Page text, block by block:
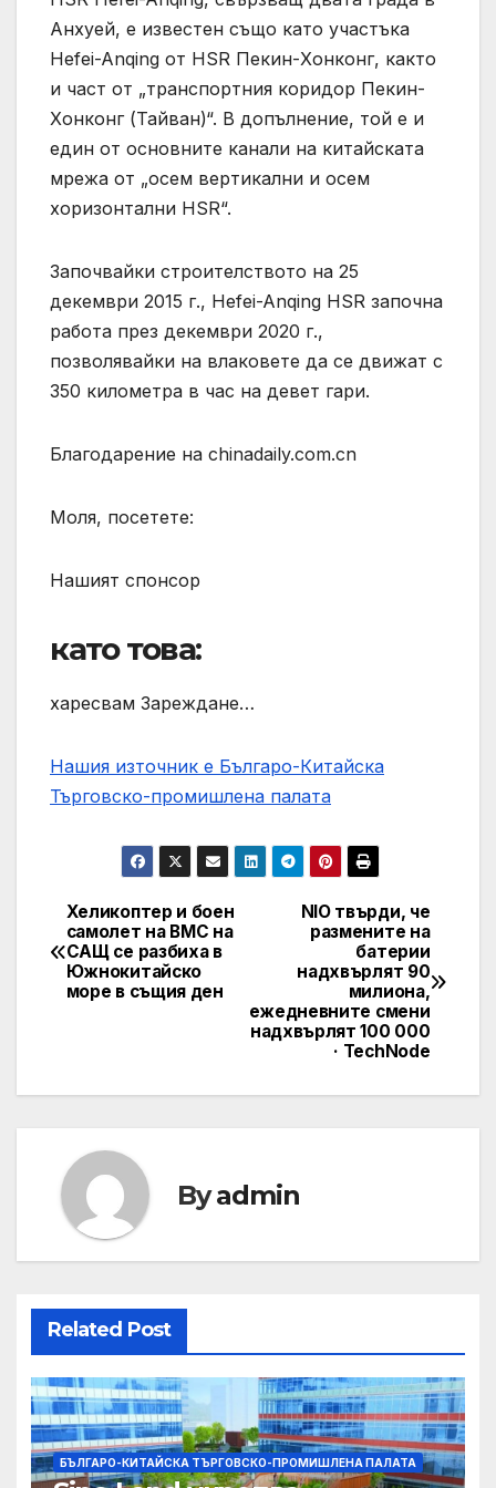
Анхуей, е известен също като участъка
Hefei-Anqing от HSR Пекин-Хонконг, както
и част от „транспортния коридор Пекин-
Хонконг (Тайван)“. В допълнение, той е и
един от основните канали на китайската
мрежа от „осем вертикални и осем
хоризонтални HSR“.
Започвайки строителството на 25
декември 2015 г., Hefei-Anqing HSR започна
работа през декември 2020 г.,
позволявайки на влаковете да се движат с
350 километра в час на девет гари.
Благодарение на chinadaily.com.cn
Моля, посетете:
Нашият спонсор
като това:
харесвам Зареждане…
Нашия източник е Българо-Китайска
Търговско-промишлена палaта
Post
navigation
NIO твърди, че
размените на
батерии
надхвърлят 90
милиона,
ежедневните смени
надхвърлят 100 000
· TechNode
Хеликоптер и боен
самолет на ВМС на
САЩ се разбиха в
Южнокитайско
море в същия ден
Byadmin
Related Post
БЪЛГАРО-КИТАЙСКА ТЪРГОВСКО-ПРОМИШЛЕНА ПАЛАТА